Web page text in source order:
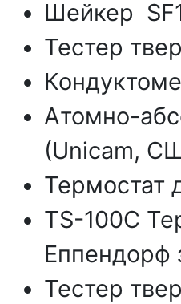
Шейкер
Тестер
Атомно-
(Unicam,
Термостат
TS-100C
Еппендорф
Тестер